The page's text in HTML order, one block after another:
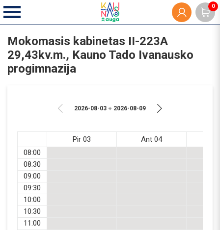
Mokomasis kabinetas II-223A
29,43kv.m., Kauno Tado Ivanausko
progimnazija
2026-08-03 ÷ 2026-08-09
Pir 03 Ant 04
08:00
08:30
09:00
09:30
10:00
10:30
11:00
0